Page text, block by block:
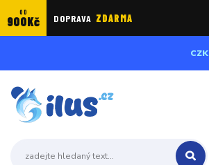
OD
900Kč DOPRAVA ZDARMA
CZK